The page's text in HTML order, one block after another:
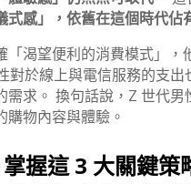
式感」，依舊在這個時代佔
渴望便利的消費模式」
對於線上與電信服務的支
求。 換句話說，Z 世代
物內容與體驗。
握這 3 大關鍵